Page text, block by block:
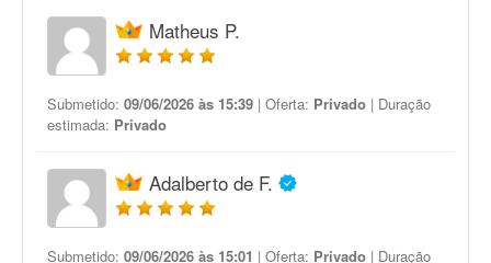
Matheus P.
Submetido: 09/06/2026 às 15:39 | Oferta: Privado | Duração
estimada: Privado
Adalberto de F.
Submetido: 09/06/2026 às 15:01 | Oferta: Privado | Duração